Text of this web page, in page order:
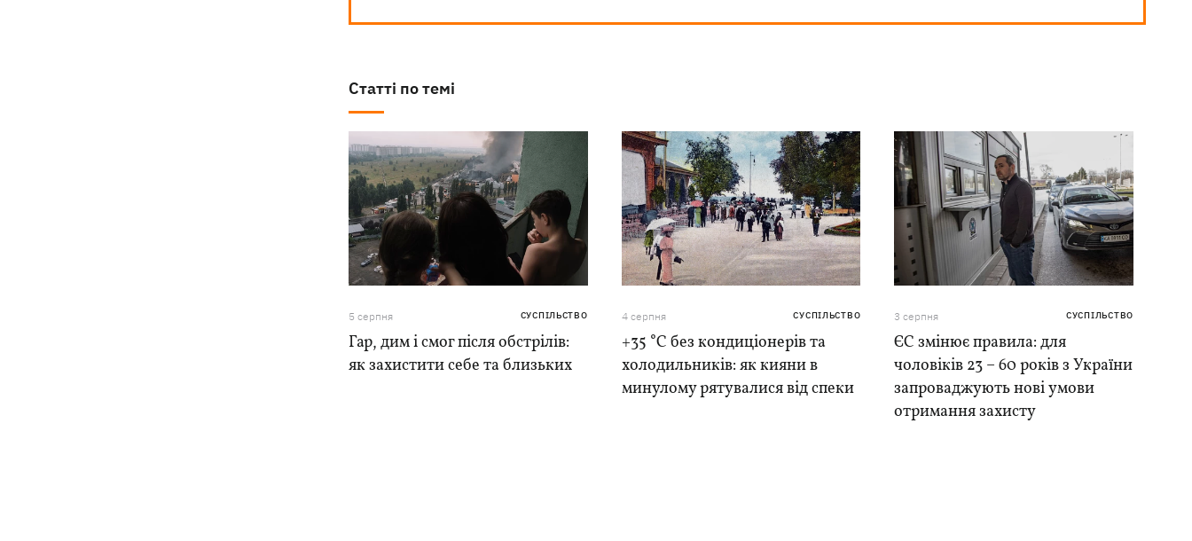
Статті по темі
5 серпня СУСПІЛЬСТВО
Гар, дим і смог після обстрілів:
як захистити себе та близьких
4 серпня СУСПІЛЬСТВО
+35 °C без кондиціонерів та
холодильників: як кияни в
минулому рятувалися від спеки
3 серпня СУСПІЛЬСТВО
ЄС змінює правила: для
чоловіків 23 – 60 років з України
запроваджують нові умови
отримання захисту